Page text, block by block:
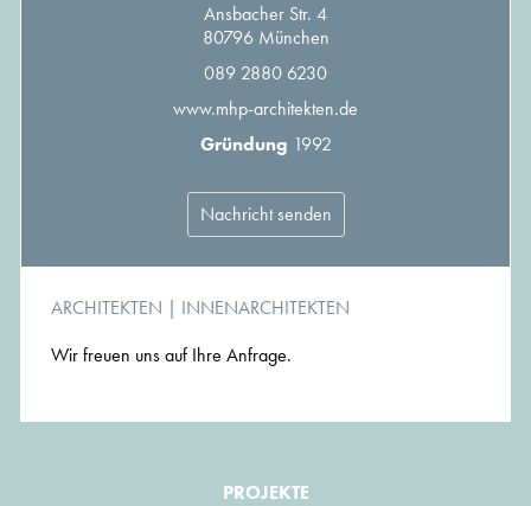
Ansbacher Str. 4
80796 München
089 2880 6230
www.mhp-architekten.de
Gründung 1992
Nachricht senden
ARCHITEKTEN | INNENARCHITEKTEN
Wir freuen uns auf Ihre Anfrage.
PROJEKTE